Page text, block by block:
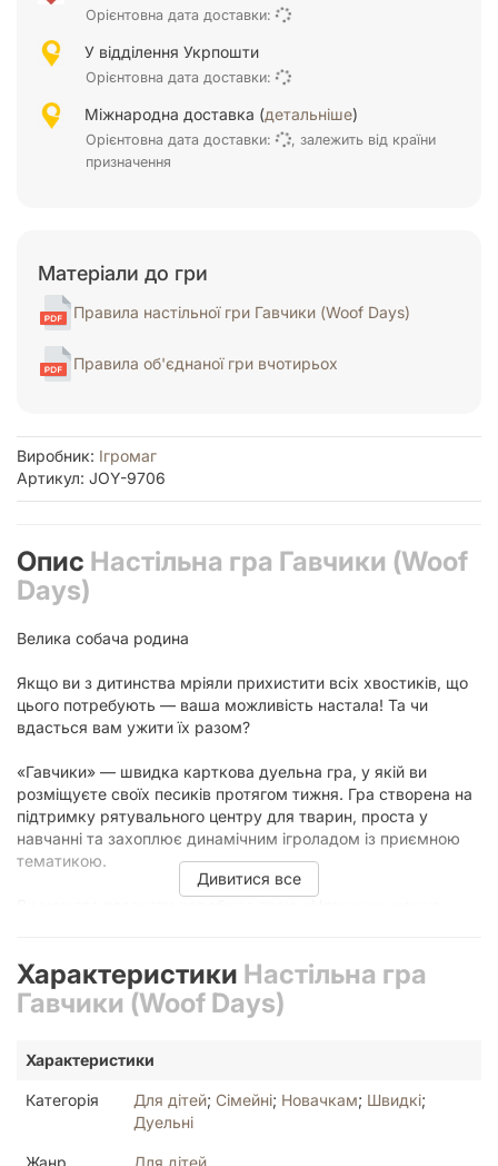
Орієнтовна дата доставки:
У відділення Укрпошти
Орієнтовна дата доставки:
Міжнародна доставка (детальніше)
Орієнтовна дата доставки:
, залежить від країни
призначення
Матеріали до гри
Правила настільної гри Гавчики (Woof Days)
Правила об'єднаної гри вчотирьох
Виробник: Ігромаг
Артикул: JOY-9706
Опис Настільна гра Гавчики (Woof
Days)
Велика собача родина
Якщо ви з дитинства мріяли прихистити всіх хвостиків, що
цього потребують — ваша можливість настала! Та чи
вдасться вам ужити їх разом?
«Гавчики» — швидка карткова дуельна гра, у якій ви
розміщуєте своїх песиків протягом тижня. Гра створена на
підтримку рятувального центру для тварин, проста у
навчанні та захоплює динамічним ігроладом із приємною
тематикою.
Якщо ви шукаєте гру для молодших гравців, JOY радить
звернути увагу на ігри «Велонімо» і «Летючі бурито».
Ігролад
Гравці викладають перед собою сім карт тижня та
отримують по п’ять карт гавчиків на руку.
Дивитися все
Характеристики Настільна гра
Гавчики (Woof Days)
Характеристики
Категорія Для дітей; Сімейні; Новачкам; Швидкі;
Дуельні
Жанр Для дітей